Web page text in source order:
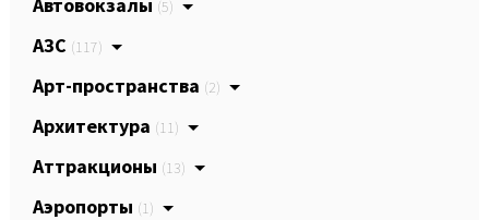
(5)
АЗС (117)
Арт-пространства (2)
Архитектура (11)
Аттракционы (13)
Аэропорты (1)